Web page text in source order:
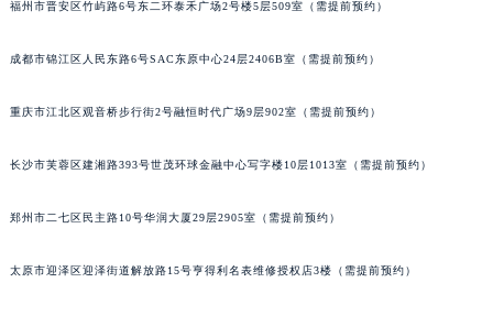
福州市晋安区竹屿路6号东二环泰禾广场2号楼5层509室（需提前预约）
成都市锦江区人民东路6号SAC东原中心24层2406B室（需提前预约）
重庆市江北区观音桥步行街2号融恒时代广场9层902室（需提前预约）
长沙市芙蓉区建湘路393号世茂环球金融中心写字楼10层1013室（需提前预约）
郑州市二七区民主路10号华润大厦29层2905室（需提前预约）
太原市迎泽区迎泽街道解放路15号亨得利名表维修授权店3楼（需提前预约）